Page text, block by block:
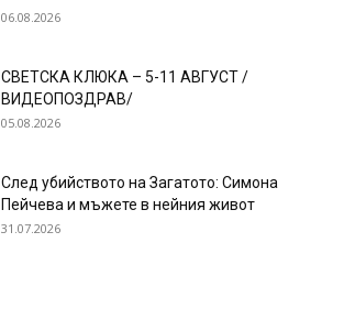
06.08.2026
СВЕТСКА КЛЮКА – 5-11 АВГУСТ /
ВИДЕОПОЗДРАВ/
05.08.2026
След убийството на Загатото: Симона
Пейчева и мъжете в нейния живот
31.07.2026